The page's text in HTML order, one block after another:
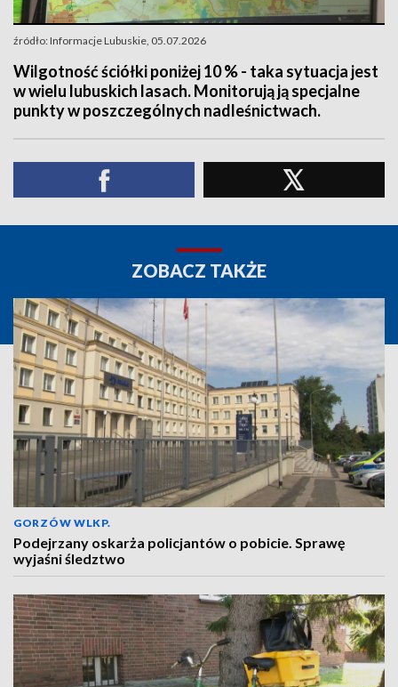
źródło: Informacje Lubuskie, 05.07.2026
Wilgotność ściółki poniżej 10 % - taka sytuacja jest
w wielu lubuskich lasach. Monitorują ją specjalne
punkty w poszczególnych nadleśnictwach.
ZOBACZ TAKŻE
GORZÓW WLKP.
Podejrzany oskarża policjantów o pobicie. Sprawę
wyjaśni śledztwo